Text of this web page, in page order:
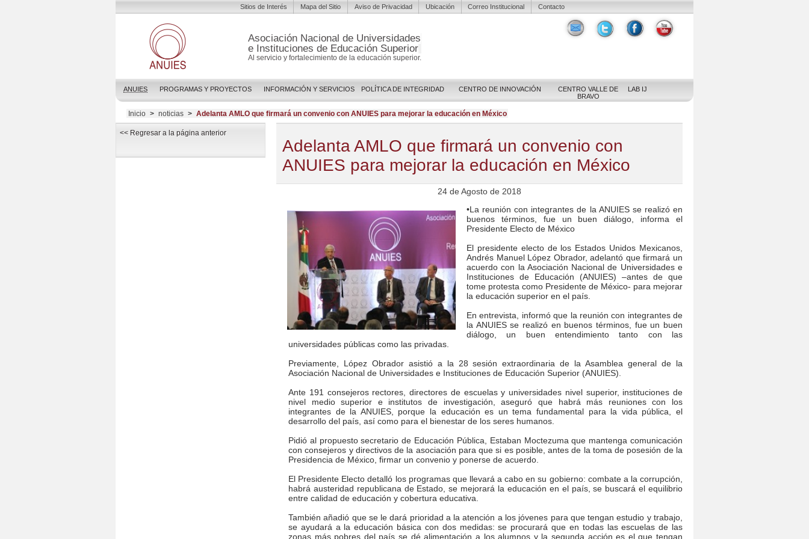
Asociación Nacional de Universidades
e Instituciones de Educación Superior
Al servicio y fortalecimiento de la educación superior.
ANUIES PROGRAMAS Y PROYECTOS INFORMACIÓN Y SERVICIOS POLÍTICA DE INTEGRIDAD CENTRO DE INNOVACIÓN
CENTRO VALLE DE
BRAVO
LAB IJ
Sitios de Interés Mapa del Sitio Aviso de Privacidad Ubicación Correo Institucional Contacto
Inicio > noticias > Adelanta AMLO que firmará un convenio con ANUIES para mejorar la educación en México
<< Regresar a la página anterior
Adelanta AMLO que firmará un convenio con
ANUIES para mejorar la educación en México
24 de Agosto de 2018
•La reunión con integrantes de la ANUIES se realizó en
buenos términos, fue un buen diálogo, informa el
Presidente Electo de México
El presidente electo de los Estados Unidos Mexicanos,
Andrés Manuel López Obrador, adelantó que firmará un
acuerdo con la Asociación Nacional de Universidades e
Instituciones de Educación (ANUIES) –antes de que
tome protesta como Presidente de México- para mejorar
la educación superior en el país.
En entrevista, informó que la reunión con integrantes de
la ANUIES se realizó en buenos términos, fue un buen
diálogo, un buen entendimiento tanto con las
universidades públicas como las privadas.
Previamente, López Obrador asistió a la 28 sesión extraordinaria de la Asamblea general de la
Asociación Nacional de Universidades e Instituciones de Educación Superior (ANUIES).
Ante 191 consejeros rectores, directores de escuelas y universidades nivel superior, instituciones de
nivel medio superior e institutos de investigación, aseguró que habrá más reuniones con los
integrantes de la ANUIES, porque la educación es un tema fundamental para la vida pública, el
desarrollo del país, así como para el bienestar de los seres humanos.
Pidió al propuesto secretario de Educación Pública, Estaban Moctezuma que mantenga comunicación
con consejeros y directivos de la asociación para que si es posible, antes de la toma de posesión de la
Presidencia de México, firmar un convenio y ponerse de acuerdo.
El Presidente Electo detalló los programas que llevará a cabo en su gobierno: combate a la corrupción,
habrá austeridad republicana de Estado, se mejorará la educación en el país, se buscará el equilibrio
entre calidad de educación y cobertura educativa.
También añadió que se le dará prioridad a la atención a los jóvenes para que tengan estudio y trabajo,
se ayudará a la educación básica con dos medidas: se procurará que en todas las escuelas de las
zonas más pobres del país se dé alimentación a los alumnos y la segunda acción es el que tengan